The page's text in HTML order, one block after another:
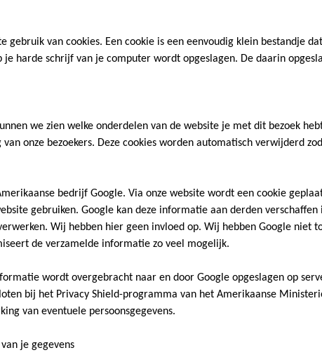
gebruik van cookies. Een cookie is een eenvoudig klein bestandje
harde schrijf van je computer wordt opgeslagen. De daarin
we zien welke onderdelen van de website je met dit bezoek
onze bezoekers. Deze cookies worden automatisch verwijderd
bedrijf Google. Via onze website wordt een cookie
gebruiken. Google kan deze informatie aan derden
Wij hebben hier geen invloed op. Wij hebben Google niet
de verzamelde informatie zo veel mogelijk.
wordt overgebracht naar en door Google opgeslagen op
bij het Privacy Shield-programma van het Amerikaanse
van eventuele persoonsgegevens.
je gegevens